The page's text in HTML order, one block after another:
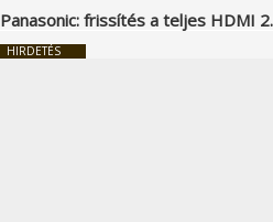
bejegyzés
Panasonic: frissítés a teljes HDMI
HIRDETÉS